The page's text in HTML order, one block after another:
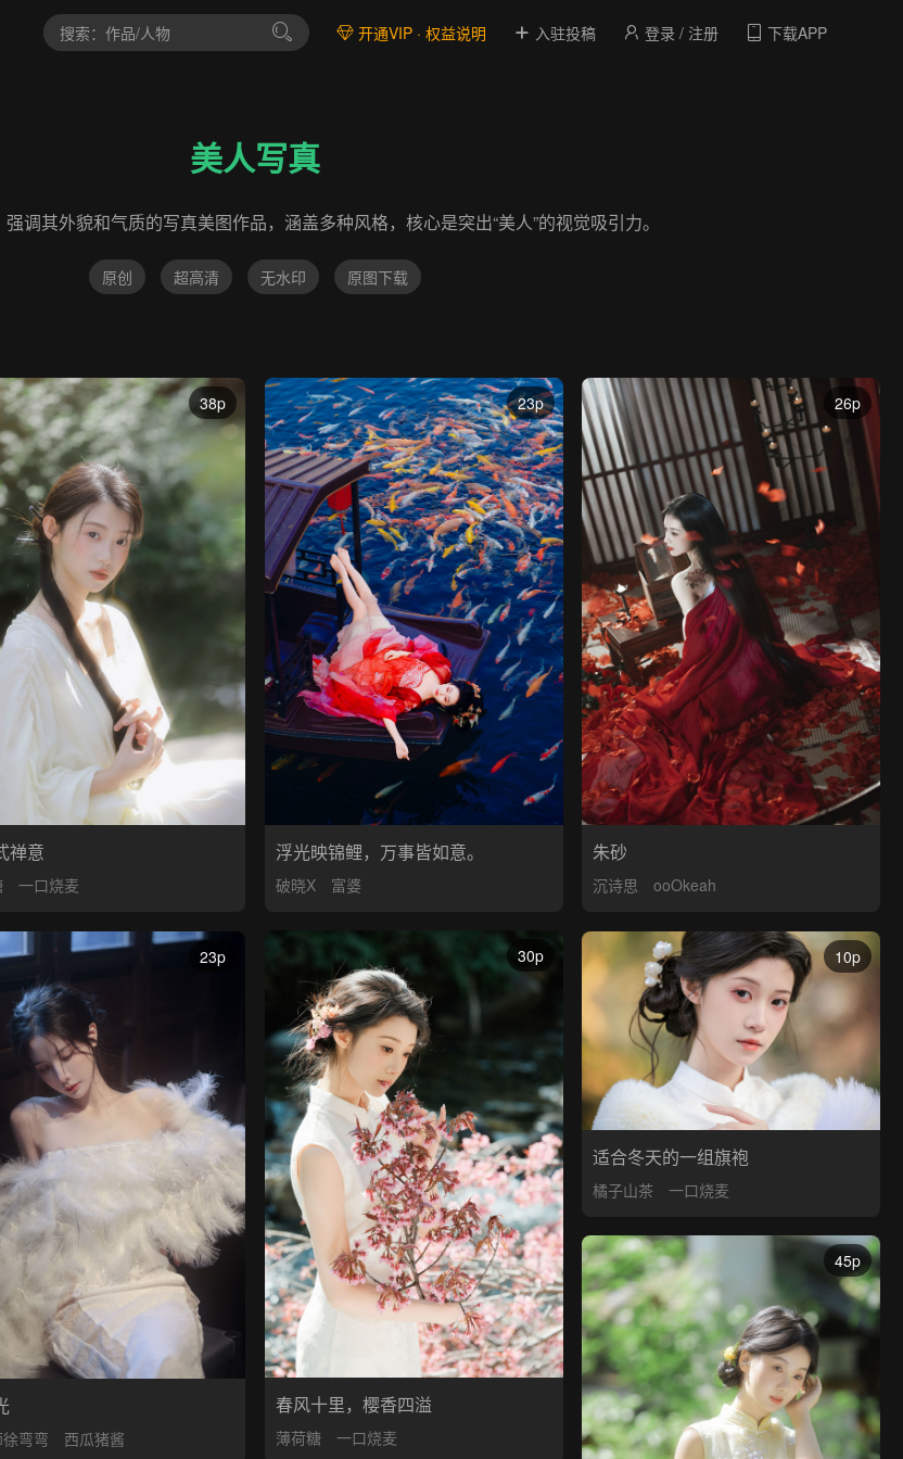
开通VIP · 权益说明 入驻投稿 登录 / 注册 下载APP
美人写真
调其外貌和气质的写真美图作品，涵盖多种风格，核心是突出“美人”的视觉吸引力。
原创 超高清 无水印 原图下载
38p
禅意
一口烧麦
23p
浮光映锦鲤，万事皆如意。
破晓X 富婆
26p
朱砂
沉诗思 ooOkeah
30p
春风十里，樱香四溢
薄荷糖 一口烧麦
23p
弯弯 西瓜猪酱
10p
适合冬天的一组旗袍
橘子山茶 一口烧麦
45p